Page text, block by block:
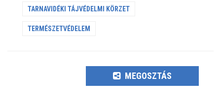
TARNAVIDÉKI TÁJVÉDELMI KÖRZET
TERMÉSZETVÉDELEM
MEGOSZTÁS